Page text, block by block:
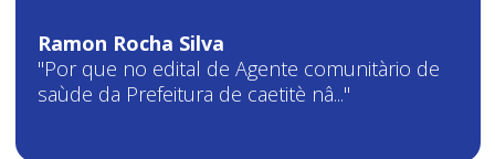
Ramon Rocha Silva
"Por que no edital de Agente comunitàrio de
saùde da Prefeitura de caetitè nâ..."